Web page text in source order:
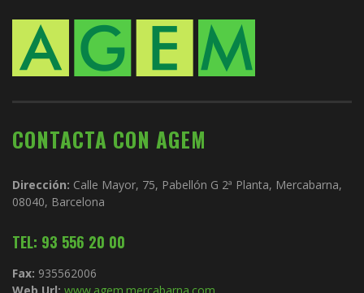
CONTACTA CON AGEM
Dirección: Calle Mayor, 75, Pabellón G 2ª Planta, Mercabarna,
08040, Barcelona
TEL: 93 556 20 00
Fax: 935562006
Web Url: www.agem.mercabarna.com